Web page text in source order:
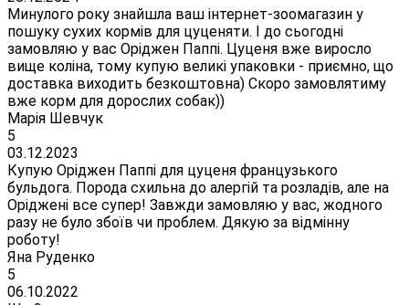
Минулого року знайшла ваш інтернет-зоомагазин у
пошуку сухих кормів для цуценяти. І до сьогодні
замовляю у вас Оріджен Паппі. Цуценя вже виросло
вище коліна, тому купую великі упаковки - приємно, що
доставка виходить безкоштовна) Скоро замовлятиму
вже корм для дорослих собак))
Марія Шевчук
5
03.12.2023
Купую Оріджен Паппі для цуценя французького
бульдога. Порода схильна до алергій та розладів, але на
Оріджені все супер! Завжди замовляю у вас, жодного
разу не було збоїв чи проблем. Дякую за відмінну
роботу!
Яна Руденко
5
06.10.2022